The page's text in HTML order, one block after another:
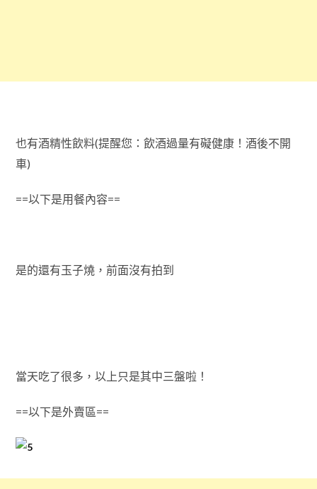
也有酒精性飲料(提醒您：飲酒過量有礙健康！酒後不開
車)
==以下是用餐內容==
是的還有玉子燒，前面沒有拍到
當天吃了很多，以上只是其中三盤啦！
==以下是外賣區==